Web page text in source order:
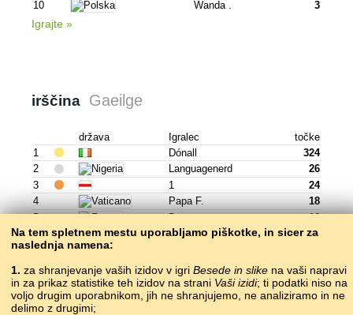
10
Wanda . 3
Igrajte »
irščina Gaeilge
država Igralec
točke
1
Dónall
324
2
Languagenerd
26
3
1
24
4
Papa F.
18
5
Ben
16
6
Kaitlyn
12
7
8
Midor
5
9
Montse
5
10
The 4
Na tem spletnem mestu uporabljamo piškotke, in sicer za
naslednja namena:
1. za shranjevanje vaših izidov v igri Besede in slike na vaši napravi
in za prikaz statistike teh izidov na strani Vaši izidi; ti podatki niso na
voljo drugim uporabnikom, jih ne shranjujemo, ne analiziramo in ne
delimo z drugimi;